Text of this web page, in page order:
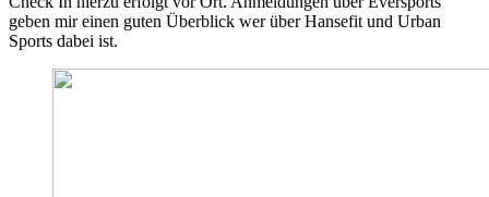
geben mir einen guten Überblick wer über Hansefit und Urban
Sports dabei ist.